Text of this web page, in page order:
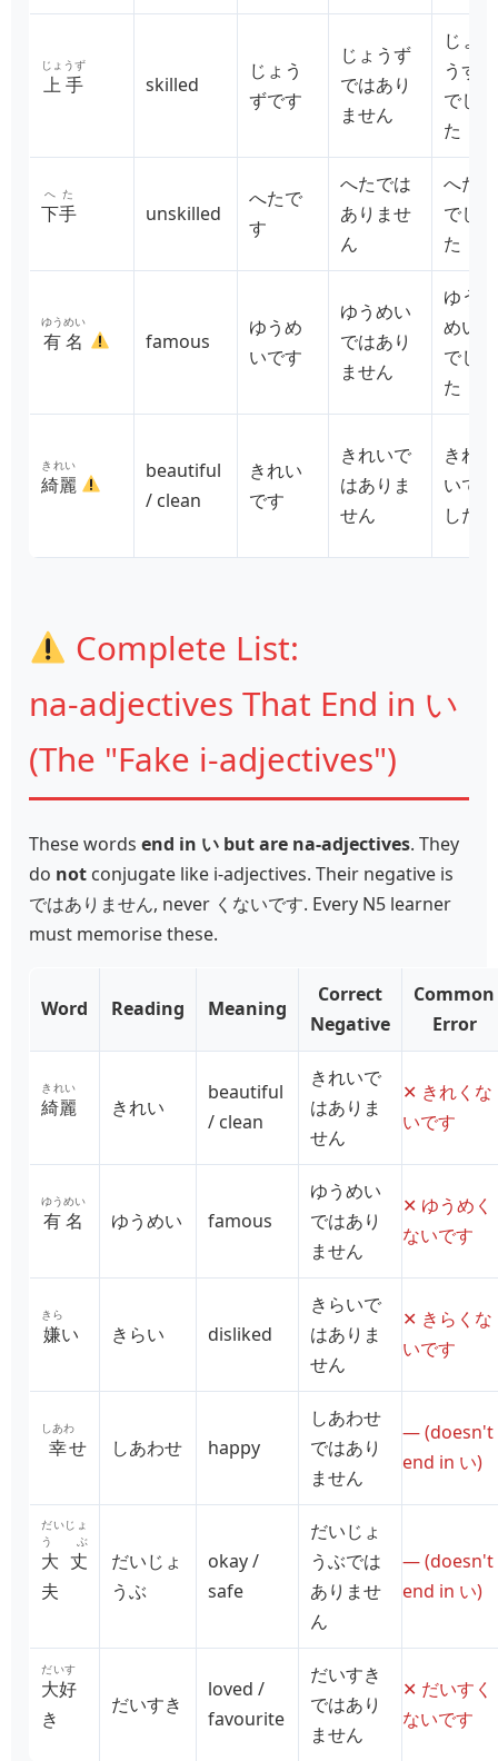
上手
じょうず
skilled
じょう
ずです
じょうず
ではあり
ません
じょ
うず
でし
た
下手
へた
unskilled
へたで
す
へたでは
ありませ
ん
へた
でし
た
有名
ゆうめい
famous
ゆうめ
いです
ゆうめい
ではあり
ません
ゆう
めい
でし
た
綺麗
きれい
beautiful
/ clean
きれい
です
きれいで
はありま
せん
きれ
いで
した
Complete List:
na‑adjectives That End in い
(The "Fake i‑adjectives")
These words end in い but are na‑adjectives. They
do not conjugate like i‑adjectives. Their negative is
ではありません, never くないです. Every N5 learner
must memorise these.
Word Reading Meaning
Correct
Negative
Common
Error
綺麗
きれい
きれい
beautiful
/ clean
きれいで
はありま
せん
✕ きれくな
いです
有名
ゆうめい
ゆうめい famous
ゆうめい
ではあり
ません
✕ ゆうめく
ないです
嫌
きら
い きらい disliked
きらいで
はありま
せん
✕ きらくな
いです
幸
しあわ
せ しあわせ happy
しあわせ
ではあり
ません
— (doesn't
end in い)
大丈
夫
だいじょ
うぶ
だいじょ
うぶ
okay /
safe
だいじょ
うぶでは
ありませ
ん
— (doesn't
end in い)
大好
だいす
き
だいすき
loved /
favourite
だいすき
ではあり
ません
✕ だいすく
ないです